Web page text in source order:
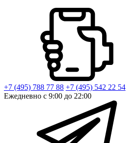
+7 (495) 788 77 88 +7 (495) 542 22 54
Ежедневно с 9:00 до 22:00